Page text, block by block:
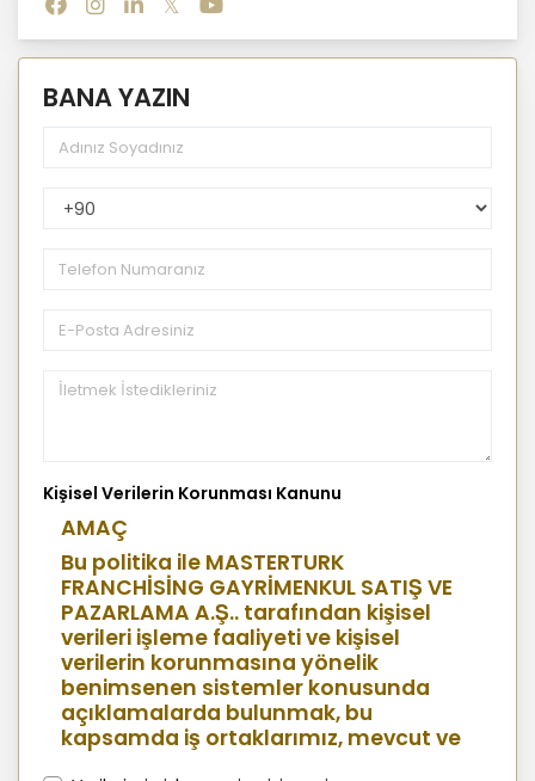
BANA YAZIN
PhoneNumberCountryPhoneCode
Kişisel Verilerin Korunması Kanunu
AMAÇ
Bu politika ile MASTERTURK
FRANCHİSİNG GAYRİMENKUL SATIŞ VE
PAZARLAMA A.Ş.. tarafından kişisel
verileri işleme faaliyeti ve kişisel
verilerin korunmasına yönelik
benimsenen sistemler konusunda
açıklamalarda bulunmak, bu
kapsamda iş ortaklarımız, mevcut ve